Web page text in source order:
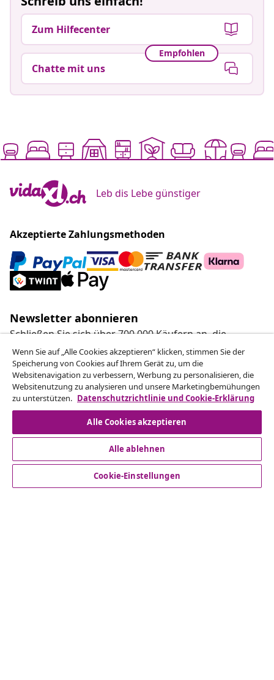
Zum Hilfecenter
Empfohlen
Chatte mit uns
Leb dis Lebe günstiger
Akzeptierte Zahlungsmethoden
Newsletter abonnieren
Schließen Sie sich über 700.000 Käufern an, die
wöchentliche Angebote, saisonale Aktionen und
Neuheiten von vidaXL erhalten.
Unsere Social-Media-Accounts
Kundenservice
Wenn Sie auf „Alle Cookies akzeptieren“ klicken, stimmen Sie der
Speicherung von Cookies auf Ihrem Gerät zu, um die
Websitenavigation zu verbessern, Werbung zu personalisieren, die
Websitenutzung zu analysieren und unsere Marketingbemühungen
zu unterstützen. Datenschutzrichtlinie und Cookie-Erklärung
Alle Cookies akzeptieren
Alle ablehnen
Cookie-Einstellungen